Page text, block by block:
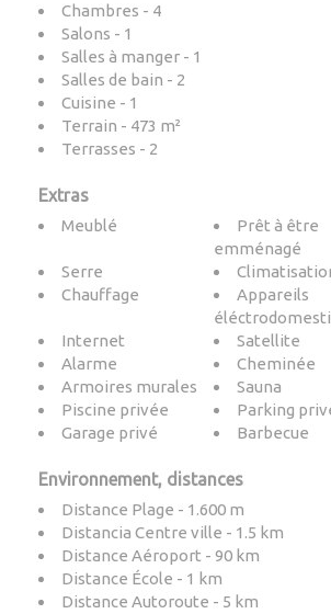
Chambres - 4
Salons - 1
Salles à manger - 1
Salles de bain - 2
Cuisine - 1
Terrain - 473 m²
Terrasses - 2
Extras
Meublé
Prêt à être
emménagé
Serre
Chauffage
Appareils
Internet
Satellite
Alarme
Cheminée
Armoires murales
Sauna
Piscine privée
Parking
Garage privé
Barbecue
Environnement, distances
Distance Plage - 1.600 m
Distancia Centre ville - 1.5 km
Distance Aéroport - 90 km
Distance École - 1 km
Distance Autoroute - 5 km